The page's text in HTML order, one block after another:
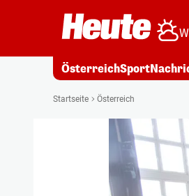
ÖsterreichSport
Startseite Österreich